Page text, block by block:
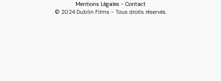
Mentions Légales - Contact
© 2024 Dublin Films - Tous droits réservés.